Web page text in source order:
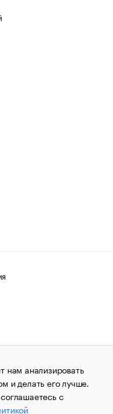
авторских прав
Сообщения
«РБК»
по надзору в сфере
массовых
за номером ИА
нам анализировать
и делать его лучше.
с